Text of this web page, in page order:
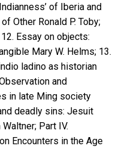
of Iberia and
Other Ronald P. Toby;
Essay on objects:
Mary W. Helms; 13.
ladino as historian
and
in late Ming society
deadly sins: Jesuit
Part IV.
Encounters in the Age